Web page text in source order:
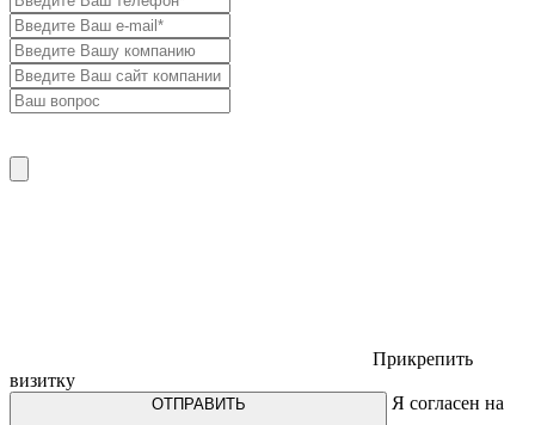
Прикрепить
визитку
ОТПРАВИТЬ Я согласен на